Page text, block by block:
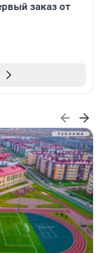
заказ от